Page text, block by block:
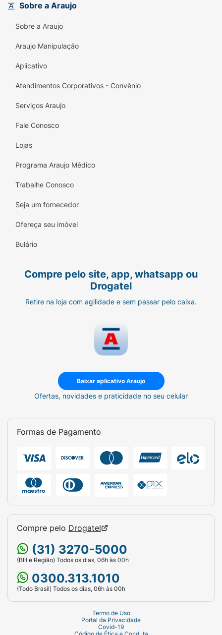
Sobre a Araujo
Sobre a Araujo
Araujo Manipulação
Aplicativo
Atendimentos Corporativos - Convênio
Serviços Araujo
Fale Conosco
Lojas
Programa Araujo Médico
Trabalhe Conosco
Seja um fornecedor
Ofereça seu imóvel
Bulário
Compre pelo site, app, whatsapp ou
Drogatel
Retire na loja com agilidade e sem passar pelo caixa.
Baixar aplicativo Araujo
Ofertas, novidades e praticidade no seu celular
Formas de Pagamento
Compre pelo Drogatel
(31) 3270-5000
(BH e Região) Todos os dias, 06h às 00h
0300.313.1010
(Todo Brasil) Todos os dias, 06h às 00h
Termo de Uso
Portal da Privacidade
Covid-19